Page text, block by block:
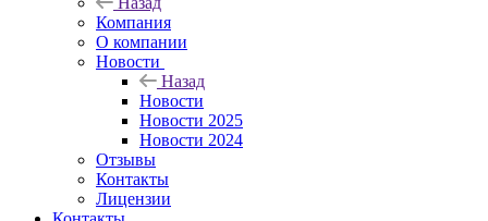
Компания
О компании
Новости
Назад
Новости
Новости 2025
Новости 2024
Отзывы
Контакты
Лицензии